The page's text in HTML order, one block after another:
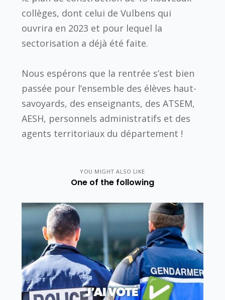
collèges, dont celui de Vulbens qui
ouvrira en 2023 et pour lequel la
sectorisation a déjà été faite.
Nous espérons que la rentrée s’est bien
passée pour l’ensemble des élèves haut-
savoyards, des enseignants, des ATSEM,
AESH, personnels administratifs et des
agents territoriaux du département !
YOU MIGHT ALSO LIKE
One of the following